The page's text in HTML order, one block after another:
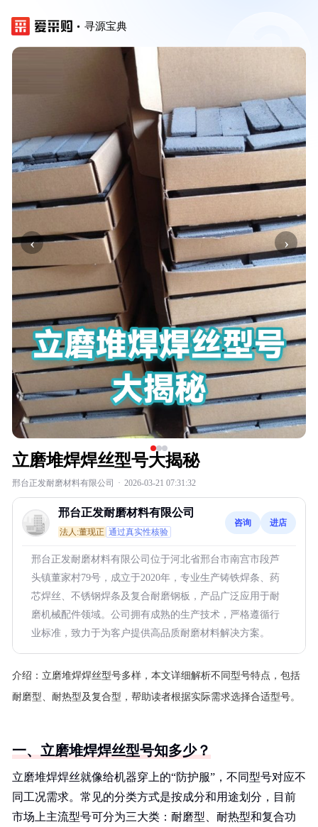
寻源宝典
‹ ›
立磨堆焊焊丝型号大揭秘
邢台正发耐磨材料有限公司 · 2026-03-21 07:31:32
邢台正发耐磨材料有限公司
法人:董现正 通过真实性核验
咨询 进店
邢台正发耐磨材料有限公司位于河北省邢台市南宫市段芦
头镇董家村79号，成立于2020年，专业生产铸铁焊条、药
芯焊丝、不锈钢焊条及复合耐磨钢板，产品广泛应用于耐
磨机械配件领域。公司拥有成熟的生产技术，严格遵循行
业标准，致力于为客户提供高品质耐磨材料解决方案。
介绍： 立磨堆焊焊丝型号多样，本文详细解析不同型号特点，包括
耐磨型、耐热型及复合型，帮助读者根据实际需求选择合适型号。
一、立磨堆焊焊丝型号知多少？
立磨堆焊焊丝就像给机器穿上的“防护服”，不同型号对应不
同工况需求。常见的分类方式是按成分和用途划分，目前
市场上主流型号可分为三大类：耐磨型、耐热型和复合功